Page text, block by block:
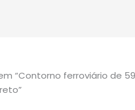
“Contorno ferroviário de